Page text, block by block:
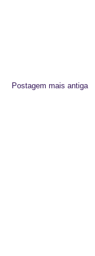
Postagem mais antiga